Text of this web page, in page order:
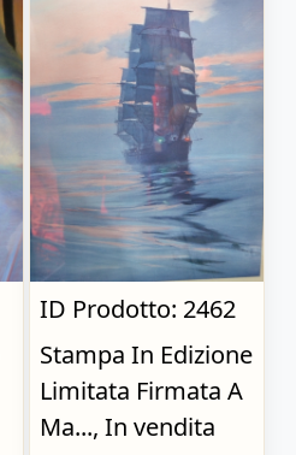
ID Prodotto: 2462
Stampa In Edizione
Limitata Firmata A
Ma..., In vendita